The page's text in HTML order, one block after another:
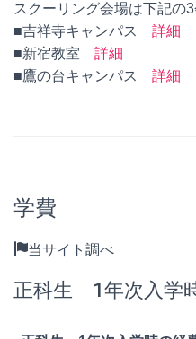
スクーリング会場は下記の3
■吉祥寺キャンパス 詳細
■新宿教室 詳細
■鷹の台キャンパス 詳細
学費
当サイト調べ
正科生 1年次入学